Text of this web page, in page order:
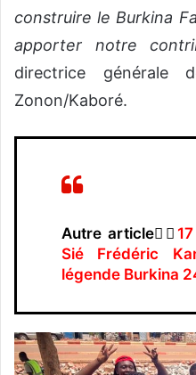
construire le Burkina
apporter notre
directrice générale
Zonon/Kaboré.
Autre article👉🏿
Sié Frédéric
légende Burkina